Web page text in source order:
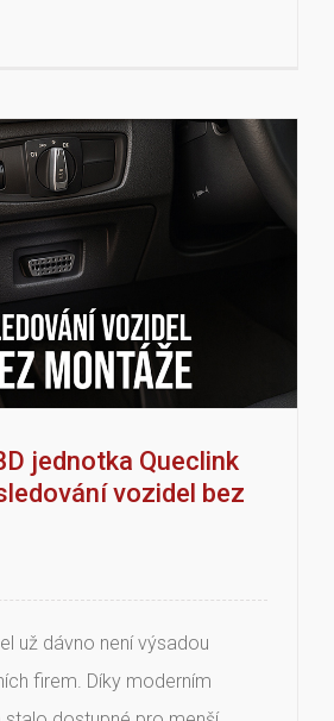
jednotka Queclink
vozidel bez
už dávno není výsadou
firem. Díky moderním